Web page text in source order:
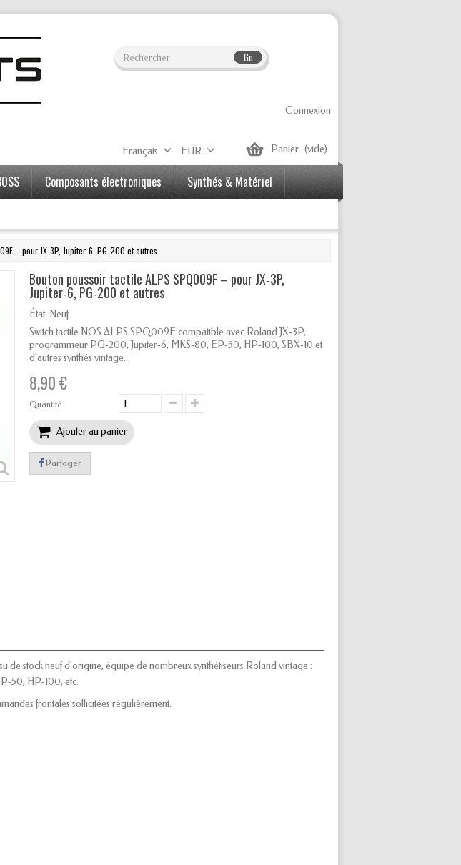
Go
Connexion
Panier (vide)
EUR
Français
Composants électroniques
Synthés & Matériel
– pour JX‑3P, Jupiter‑6, PG‑200 et autres
Bouton poussoir tactile ALPS SPQ009F – pour JX‑3P,
Jupiter‑6, PG‑200 et autres
État: Neuf
Switch tactile NOS ALPS SPQ009F compatible avec Roland JX‑3P,
programmeur PG‑200, Jupiter‑6, MKS‑80, EP‑50, HP‑100, SBX‑10 et
d’autres synthés vintage...
8,90 €
Quantité
Ajouter au panier
Partager
stock neuf d’origine, équipe de nombreux synthétiseurs Roland vintage :
HP‑100, etc.
frontales sollicitées régulièrement.